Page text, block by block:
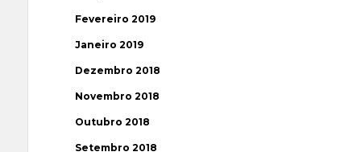
Fevereiro 2019
Janeiro 2019
Dezembro 2018
Novembro 2018
Outubro 2018
Setembro 2018